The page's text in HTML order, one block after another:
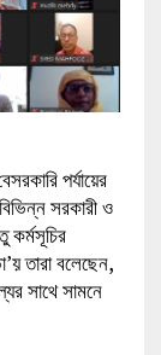
পর্যায়ের
সরকারী ও
কর্মসূচির
তারা বলেছেন,
সাথে সামনে